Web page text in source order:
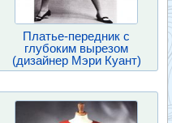
Платье-передник с
глубоким вырезом
(дизайнер Мэри Куант)